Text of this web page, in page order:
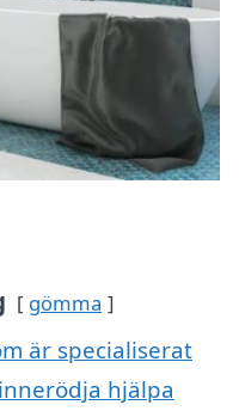
gömma
är specialiserat
hjälpa